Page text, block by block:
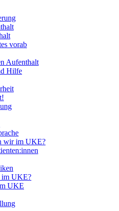
vorab
Aufenthalt
Hilfe
wir im UKE?
im UKE?
UKE